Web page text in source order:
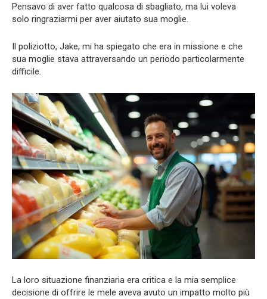
Pensavo di aver fatto qualcosa di sbagliato, ma lui voleva
solo ringraziarmi per aver aiutato sua moglie.
Il poliziotto, Jake, mi ha spiegato che era in missione e che
sua moglie stava attraversando un periodo particolarmente
difficile.
La loro situazione finanziaria era critica e la mia semplice
decisione di offrire le mele aveva avuto un impatto molto più